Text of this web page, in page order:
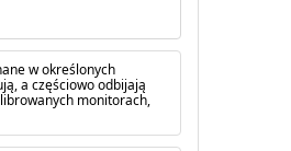
w określonych
a częściowo odbijają
monitorach,